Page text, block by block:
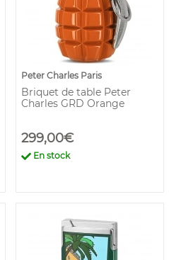
Peter Charles Paris
Briquet de table Peter
Charles GRD Orange
299,00€
En stock